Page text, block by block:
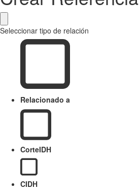
Seleccionar tipo de relación
Relacionado a
CorteIDH
CIDH